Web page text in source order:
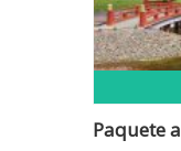
Paquete